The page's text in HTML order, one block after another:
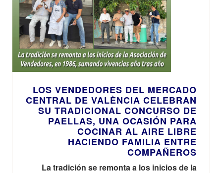
LOS VENDEDORES DEL MERCADO
CENTRAL DE VALÈNCIA CELEBRAN
SU TRADICIONAL CONCURSO DE
PAELLAS, UNA OCASIÓN PARA
COCINAR AL AIRE LIBRE
HACIENDO FAMILIA ENTRE
COMPAÑEROS
La tradición se remonta a los inicios de la